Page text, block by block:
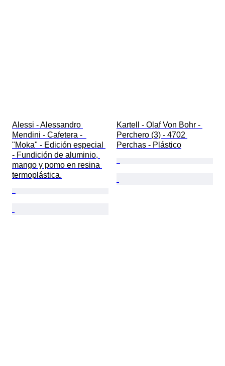
Alessi - Alessandro
Mendini - Cafetera -
"Moka" - Edición especial
- Fundición de aluminio,
mango y pomo en resina
termoplástica.
Kartell - Olaf Von Bohr -
Perchero (3) - 4702
Perchas - Plástico